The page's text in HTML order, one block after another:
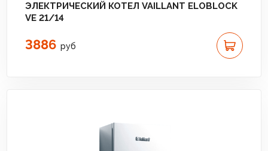
ЭЛЕКТРИЧЕСКИЙ КОТЕЛ VAILLANT ELOBLOCK
VE 21/14
3886 руб